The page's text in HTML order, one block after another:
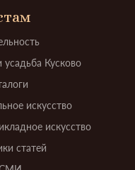
Кусково
искусство
искусство
статей